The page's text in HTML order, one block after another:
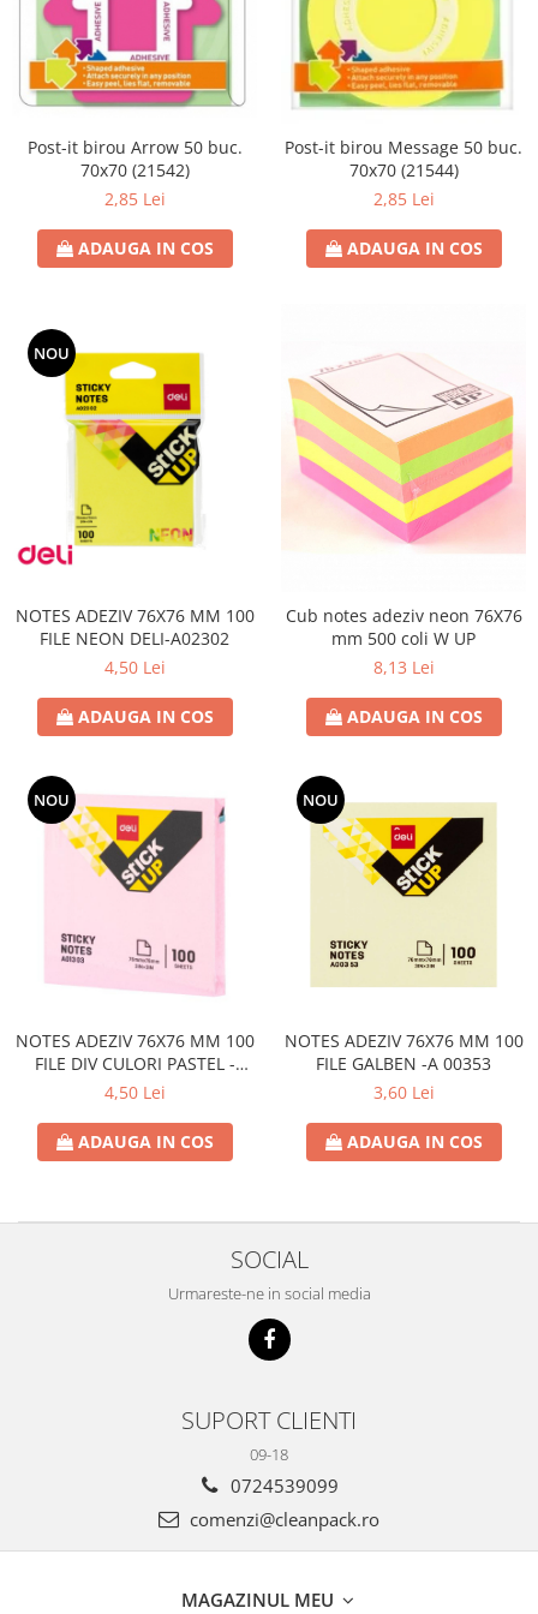
Hârtie
Lavete și bureți
Lumanari
Mopuri
Mănuși
Odorizante cameră/auto
Odorizante toaletă
Pahare și accesorii
Saci menajeri
Dispensere/dozatoare
Servețele umede
Plicuri
Tipizate
Tuș & more
Post-it birou Arrow 50 buc.
70x70 (21542)
2,85 Lei
ADAUGA IN COS
Post-it birou Message 50 buc.
70x70 (21544)
2,85 Lei
ADAUGA IN COS
NOU
NOTES ADEZIV 76X76 MM 100
FILE NEON DELI-A02302
4,50 Lei
ADAUGA IN COS
Cub notes adeziv neon 76X76
mm 500 coli W UP
8,13 Lei
ADAUGA IN COS
NOU
NOTES ADEZIV 76X76 MM 100
FILE DIV CULORI PASTEL -
A01303
4,50 Lei
ADAUGA IN COS
NOU
NOTES ADEZIV 76X76 MM 100
FILE GALBEN -A 00353
3,60 Lei
ADAUGA IN COS
SOCIAL
Urmareste-ne in social media
SUPORT CLIENTI
09-18
0724539099
comenzi@cleanpack.ro
MAGAZINUL MEU